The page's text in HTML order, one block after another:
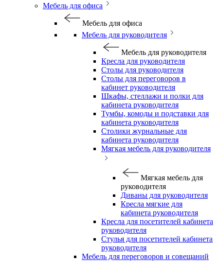
Мебель для офиса
Мебель для офиса
Мебель для руководителя
Мебель для руководителя
Кресла для руководителя
Столы для руководителя
Столы для переговоров в
кабинет руководителя
Шкафы, стеллажи и полки для
кабинета руководителя
Тумбы, комоды и подставки для
кабинета руководителя
Столики журнальные для
кабинета руководителя
Мягкая мебель для руководителя
Мягкая мебель для
руководителя
Диваны для руководителя
Кресла мягкие для
кабинета руководителя
Кресла для посетителей кабинета
руководителя
Стулья для посетителей кабинета
руководителя
Мебель для переговоров и совещаний